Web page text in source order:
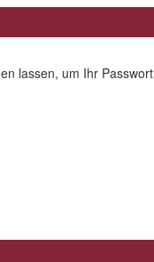
lassen, um Ihr Passwort